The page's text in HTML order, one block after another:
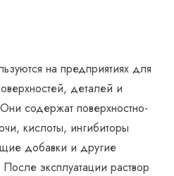
на предприятиях для
деталей и
содержат поверхностно-
кислоты, ингибиторы
добавки и другие
эксплуатации раствор